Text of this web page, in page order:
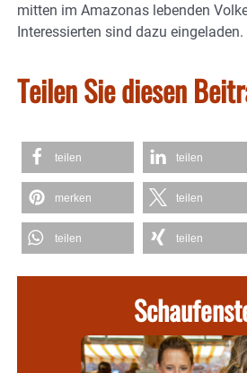
mitten im Amazonas lebenden
Interessierten sind dazu eingeladen.
Teilen Sie diesen
teilen teilen
merken teilen
teilen teilen